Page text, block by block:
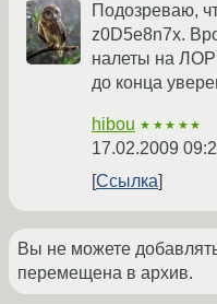
Подозреваю,
z0D5e8n7x.
налеты на ЛОР
до конца
hibou ★★★★★
17.02.2009
Ссылка
Вы не можете
перемещена в архив.